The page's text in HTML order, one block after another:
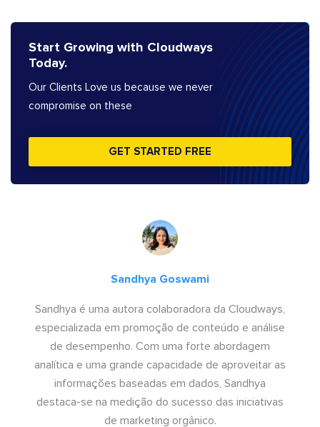
Start Growing with Cloudways
Today.
Our Clients Love us because we never
compromise on these
GET STARTED FREE
Sandhya Goswami
Sandhya é uma autora colaboradora da Cloudways,
especializada em promoção de conteúdo e análise
de desempenho. Com uma forte abordagem
analítica e uma grande capacidade de aproveitar as
informações baseadas em dados, Sandhya
destaca-se na medição do sucesso das iniciativas
de marketing orgânico.